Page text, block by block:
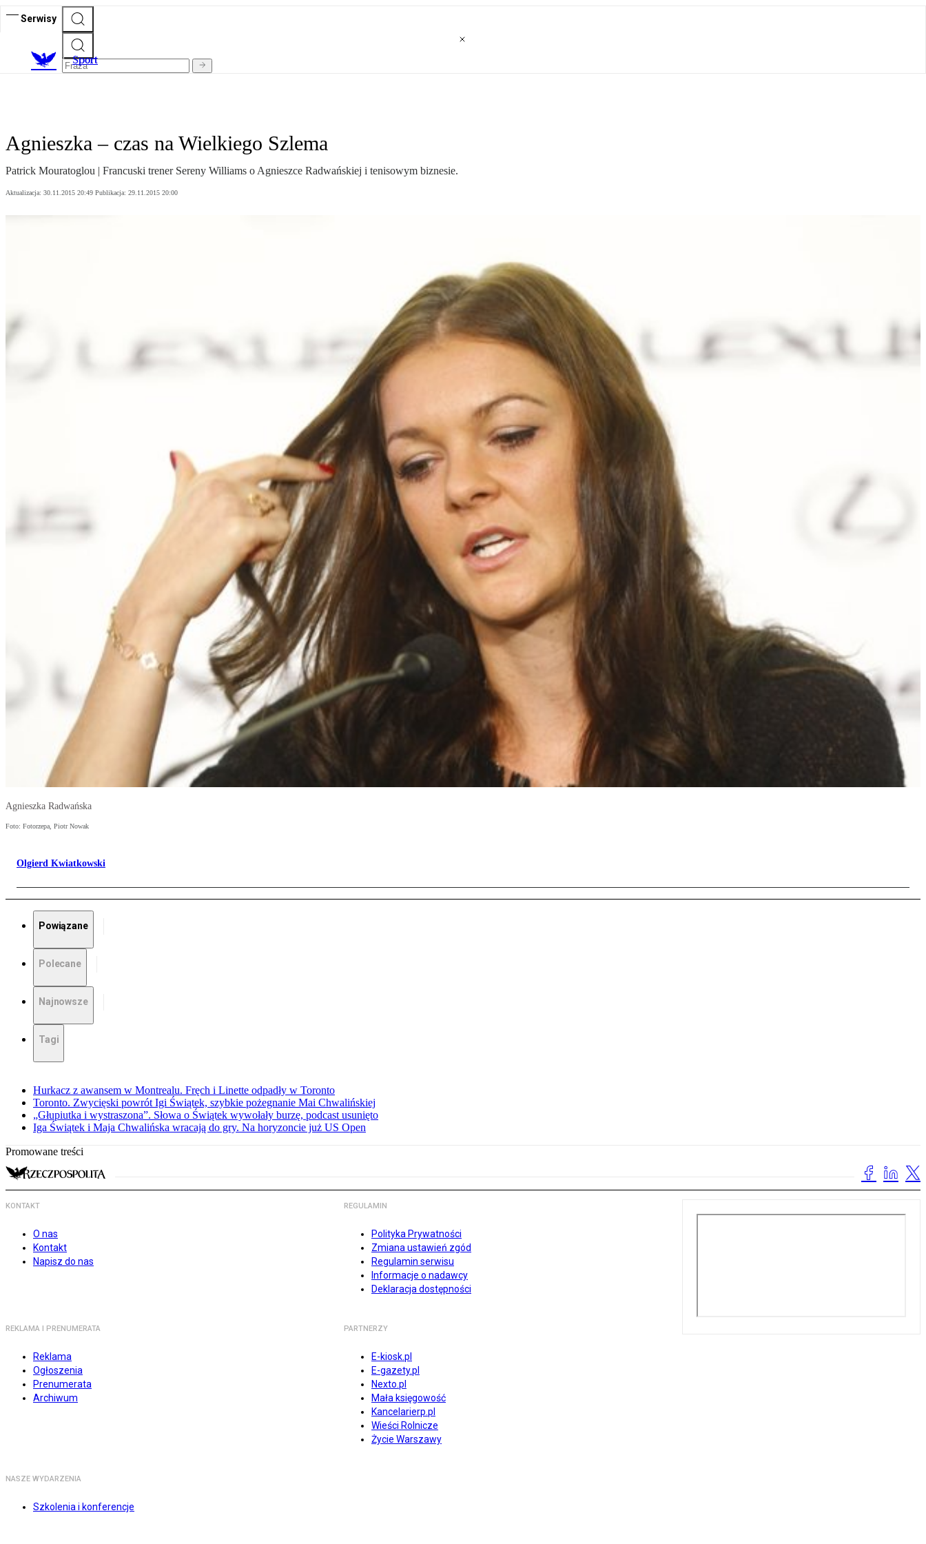
Serwisy
Sport
Agnieszka – czas na Wielkiego Szlema
Patrick Mouratoglou | Francuski trener Sereny Williams o Agnieszce Radwańskiej i tenisowym biznesie.
Aktualizacja: 30.11.2015 20:49 Publikacja: 29.11.2015 20:00
Agnieszka Radwańska
Foto: Fotorzepa, Piotr Nowak
Olgierd Kwiatkowski
Powiązane
Polecane
Najnowsze
Tagi
Hurkacz z awansem w Montrealu. Fręch i Linette odpadły w Toronto
Toronto. Zwycięski powrót Igi Świątek, szybkie pożegnanie Mai Chwalińskiej
„Głupiutka i wystraszona”. Słowa o Świątek wywołały burzę, podcast usunięto
Iga Świątek i Maja Chwalińska wracają do gry. Na horyzoncie już US Open
Promowane treści
KONTAKT
O nas
Kontakt
Napisz do nas
REGULAMIN
Polityka Prywatności
Zmiana ustawień zgód
Regulamin serwisu
Informacje o nadawcy
Deklaracja dostępności
REKLAMA I PRENUMERATA
Reklama
Ogłoszenia
Prenumerata
Archiwum
PARTNERZY
E-kiosk.pl
E-gazety.pl
Nexto.pl
Mała księgowość
Kancelarierp.pl
Wieści Rolnicze
Życie Warszawy
NASZE WYDARZENIA
Szkolenia i konferencje